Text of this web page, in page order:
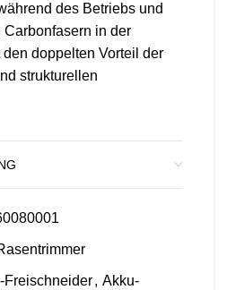
des Betriebs und
in der
doppelten Vorteil der
strukturellen
Freischneider, Akku-